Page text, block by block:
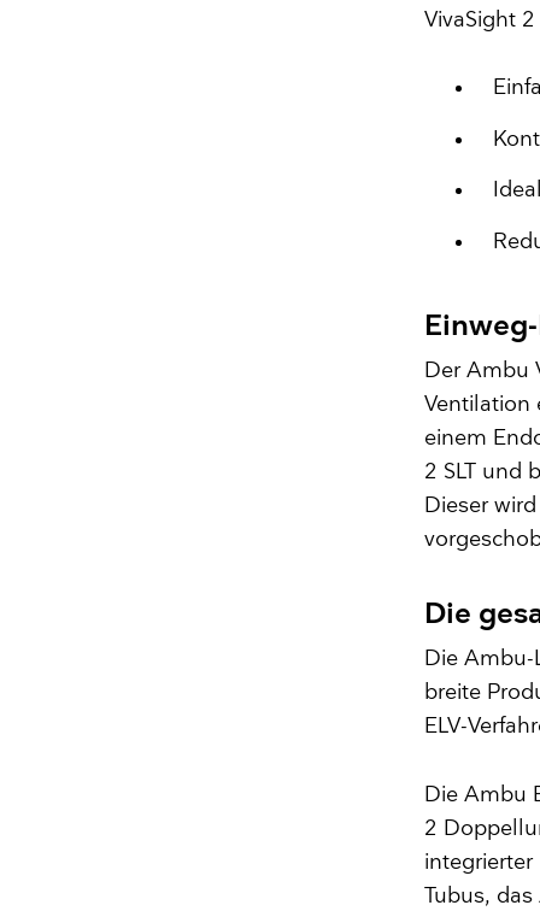
VivaSight
Der Ambu
Ventilation
einem
2 SLT und
Dieser
Die
Die Ambu-
breite
ELV-
Die Ambu
2
Tubus,